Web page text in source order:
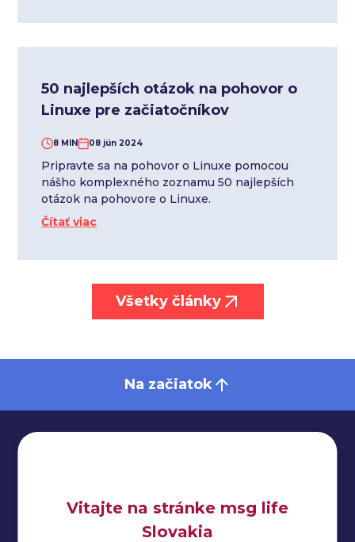
50 najlepších otázok na pohovor o
Linuxe pre začiatočníkov
8 MIN 08 jún 2024
Pripravte sa na pohovor o Linuxe pomocou
nášho komplexného zoznamu 50 najlepších
otázok na pohovore o Linuxe.
Čítať viac
Všetky články
Na začiatok
Impressum
Ochrana osobných údajov
Vitajte na stránke msg life
Slovakia